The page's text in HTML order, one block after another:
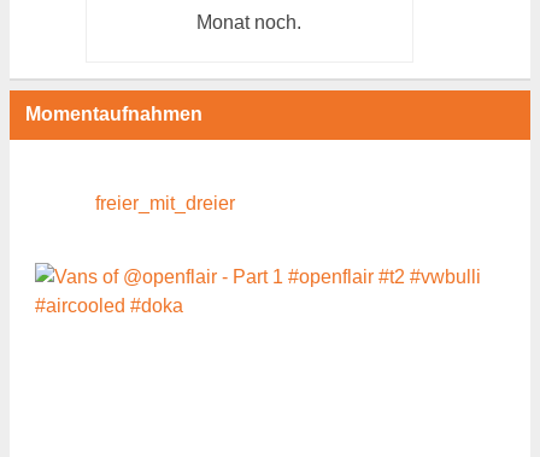
Monatnoch.
Momentaufnahmen
freier_mit_dreier